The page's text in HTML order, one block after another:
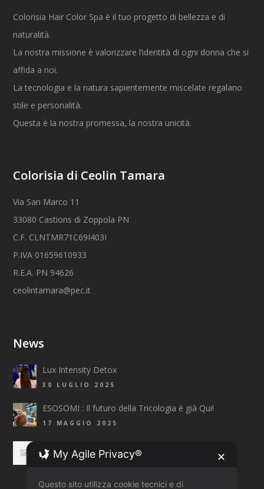
Colorisia Hair Color Spa è il tuo progetto di bellezza e di
naturalità.
La nostra missione è valorizzare l’identità di ogni donna che si
affida a noi.
La tecnologia e la natura sapientemente miscelate regalano
stile e personalità.
Questa è la nostra promessa, la nostra unicità.
Colorisia di Ceolin Tamara
Via San Marco 11
33080 Castions di Zoppola PN
C.F. CLNTMR71C69I403I
P.IVA 01659610933
R.E.A. PN 94626
ceolintamara@pec.it
News
Lux Intensity Detox
30 LUGLIO 2025
ESOSOMI : Il futuro della Tricologia è già Qui!
17 MAGGIO 2025
Top Fashion Trends 2025 Primavera/Estate
3 APRILE 2025
My Agile Privacy® ✕
Questo sito utilizza cookie tecnici e di